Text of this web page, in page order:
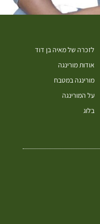
לזכרה של מאיה בן דוד
אודות מורינגה
מורינגה במטבח
על המורינגה
בלוג